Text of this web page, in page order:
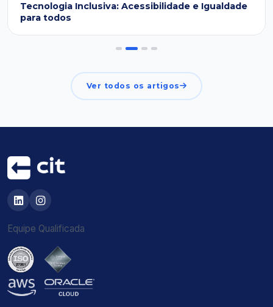
Tecnologia Inclusiva: Acessibilidade e Igualdade
para todos
Ver todos os artigos
Equipe Qualificada